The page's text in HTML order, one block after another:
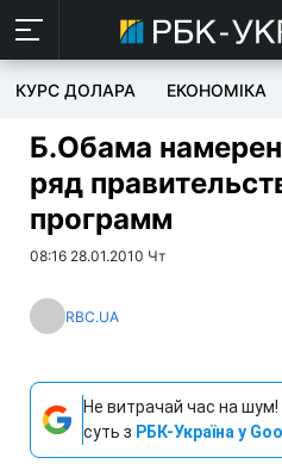
КУРС ДОЛАРА ЕКОНОМІКА
Б.Обама
ряд
программ
08:16 28.01.2010 Чт
RBC.UA
Не витрачай час на шум!
суть з РБК-Україна у